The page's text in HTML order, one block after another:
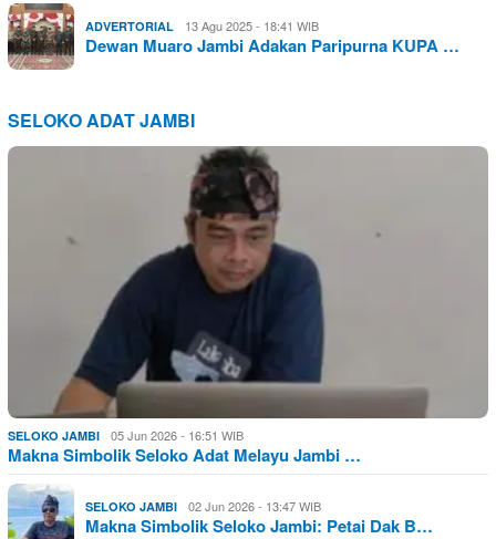
ADVERTORIAL 13 Agu 2025 - 18:41 WIB
Dewan Muaro Jambi Adakan Paripurna KUPA …
SELOKO ADAT JAMBI
SELOKO JAMBI 05 Jun 2026 - 16:51 WIB
Makna Simbolik Seloko Adat Melayu Jambi …
SELOKO JAMBI 02 Jun 2026 - 13:47 WIB
Makna Simbolik Seloko Jambi: Petai Dak B…